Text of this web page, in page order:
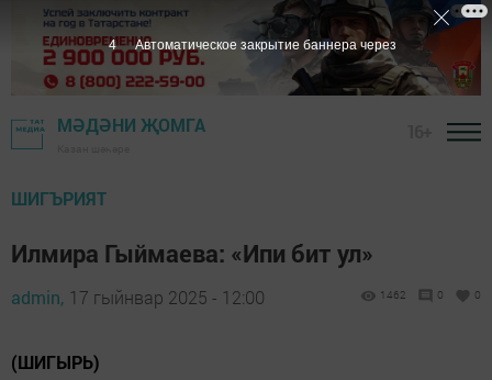
МӘДӘНИ ҖОМГА
ШИГЪРИЯТ
Илмира Гыймаева: «Ипи бит ул»
admin, 17 гыйнвар 2025 - 12:00 1462 0 0
(ШИГЫРЬ)
3 Автоматическое закрытие баннера через